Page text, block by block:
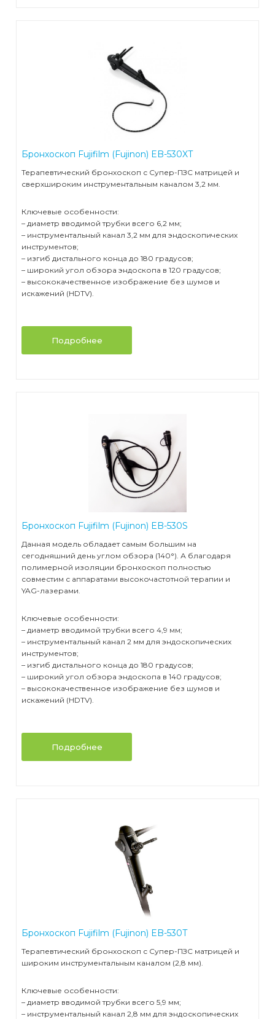
Бронхоскоп Fujifilm (Fujinon) EB-530XT
Терапевтический бронхоскоп с Супер-ПЗС матрицей и
сверхшироким инструментальным каналом 3,2 мм.
Ключевые особенности:
– диаметр вводимой трубки всего 6,2 мм;
– инструментальный канал 3,2 мм для эндоскопических
инструментов;
– изгиб дистального конца до 180 градусов;
– широкий угол обзора эндоскопа в 120 градусов;
– высококачественное изображение без шумов и
искажений (HDTV).
Подробнее
Бронхоскоп Fujifilm (Fujinon) EB-530S
Данная модель обладает самым большим на
сегодняшний день углом обзора (140°). А благодаря
полимерной изоляции бронхоскоп полностью
совместим с аппаратами высокочастотной терапии и
YAG-лазерами.
Ключевые особенности:
– диаметр вводимой трубки всего 4,9 мм;
– инструментальный канал 2 мм для эндоскопических
инструментов;
– изгиб дистального конца до 180 градусов;
– широкий угол обзора эндоскопа в 140 градусов;
– высококачественное изображение без шумов и
искажений (HDTV).
Подробнее
Бронхоскоп Fujifilm (Fujinon) EB-530T
Терапевтический бронхоскоп с Супер-ПЗС матрицей и
широким инструментальным каналом (2,8 мм).
Ключевые особенности:
– диаметр вводимой трубки всего 5,9 мм;
– инструментальный канал 2,8 мм для эндоскопических